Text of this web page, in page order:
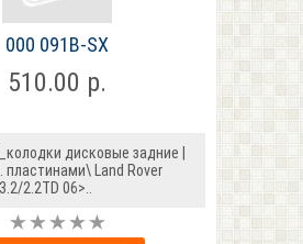
000 091B-SX
510.00 р.
дисковые задние |
пластинами\ Land Rover
2.2TD 06>..